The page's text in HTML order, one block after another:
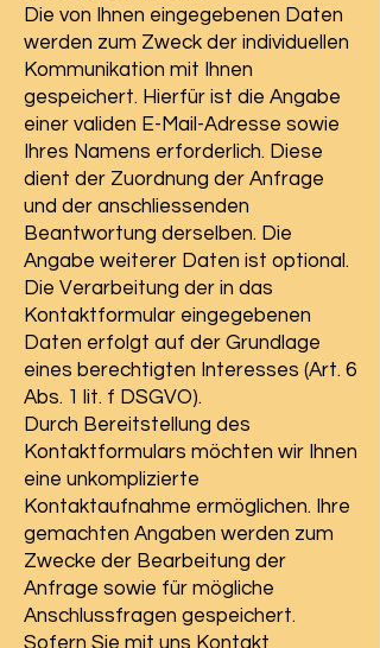
Die von Ihnen eingegebenen Daten
werden zum Zweck der individuellen
Kommunikation mit Ihnen
gespeichert. Hierfür ist die Angabe
einer validen E-Mail-Adresse sowie
Ihres Namens erforderlich. Diese
dient der Zuordnung der Anfrage
und der anschliessenden
Beantwortung derselben. Die
Angabe weiterer Daten ist optional.
Die Verarbeitung der in das
Kontaktformular eingegebenen
Daten erfolgt auf der Grundlage
eines berechtigten Interesses (Art. 6
Abs. 1 lit. f DSGVO).
Durch Bereitstellung des
Kontaktformulars möchten wir Ihnen
eine unkomplizierte
Kontaktaufnahme ermöglichen. Ihre
gemachten Angaben werden zum
Zwecke der Bearbeitung der
Anfrage sowie für mögliche
Anschlussfragen gespeichert.
Sofern Sie mit uns Kontakt